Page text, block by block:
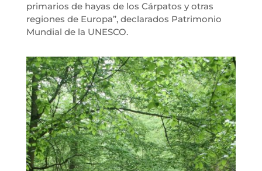
primarios de hayas de los Cárpatos y otras
regiones de Europa”, declarados Patrimonio
Mundial de la UNESCO.